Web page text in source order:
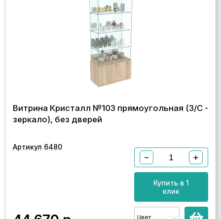
Витрина Кристалл №103 прямоугольная (З/C -
зеркало), без дверей
Артикул 6480
− +
Купить в 1
клик
Цвет